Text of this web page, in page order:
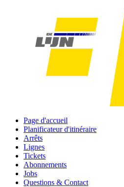
Page d'accueil
Planificateur d'itinéraire
Arrêts
Lignes
Tickets
Abonnements
Jobs
Questions & Contact